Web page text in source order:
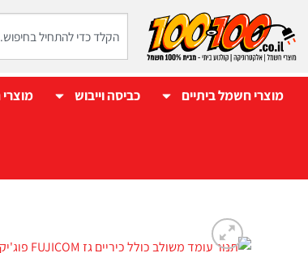
מוצרי חשמל ביתיים כביסה וייבוש